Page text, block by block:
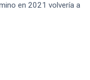
en 2021 volvería a